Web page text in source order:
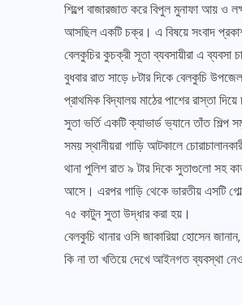
শিল্পে বাজারজাত করে বিপুল মুনাফা আয় ও
আসছিল একটি চক্র। এ বিষয়ে সংবাদ
বেলকুচির কুচক্রী সূতা ব্যবসায়ীরা এ ব্যবসা
বুধবার রাত সাড়ে ৮টার দিকে বেলকুচি
প্রাথমিক বিদ্যালয় মাঠের পাশের রাস্তা
সুতা ভর্তি একটি ক্যাভার্ড ভ্যানে তাঁত শিল্প
সময় স্থানীয়রা গাড়ি আটকালে
থানা পুলিশ রাত ৯ টার দিকে সুতাগুলো সহ
আসে। এরপর গাড়ি থেকে ভারতীয় এসটি গোল্ড
৭৫ কাটুন সুতা উদ্ধার করা হয়।
বেলকুচি থানার ওসি জাকারিয়া হোসেন
কি না তা খতিয়ে দেখে আইনগত ব্যবস্থা